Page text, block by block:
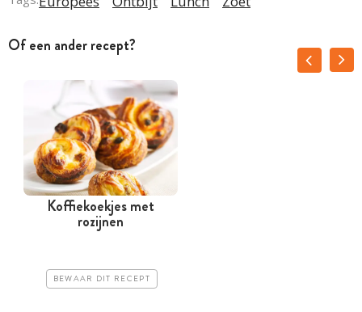
Of een ander recept?
Koffiekoekjes met
rozijnen
BEWAAR DIT RECEPT